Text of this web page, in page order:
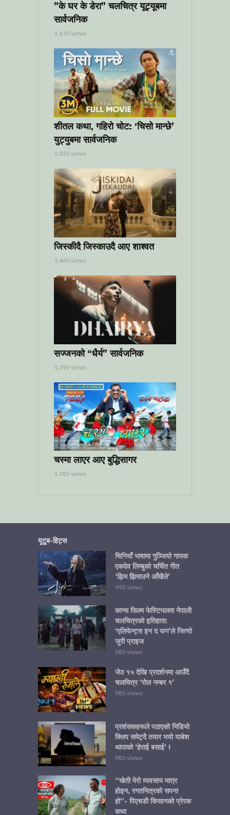
”के घर के डेरा” चलचित्र यूट्यूबमा
सार्वजनिक
1,610 views
शीतल कथा, गहिरो चोट: ‘चिसो मान्छे’
युट्युबमा सार्वजनिक
1,033 views
जिस्कीदै जिस्काउदै आए शाश्वत
1,460 views
सज्जनको “धैर्य” सार्वजनिक
1,292 views
चस्मा लाएर आए बुद्धिसागर
1,585 views
यूटूब-हिट्स
चिनियाँ भाषामा गुञ्जियो गायक
एकदेव लिम्बुको चर्चित गीत
‘झिम झिमाउने आँखैले’
993 views
कान्स फिल्म फेस्टिभलमा नेपाली
चलचित्रको इतिहास:
‘एलिफेन्ट्स इन द फग’ले जित्यो
जुरी प्राइज
985 views
जेठ १५ देखि प्रदर्शनमा आउँदै
चलचित्र ‘रोल नम्बर १’
985 views
प्रशंसकहरूले पठाएको भिडियो
क्लिप समेट्दै तयार भयो याबेश
थापाको ‘हेराई बसाई’ !
985 views
“खेती मेरो व्यवसाय मात्र
होइन, रगतभित्रको सपना
हो”- पिएचडी किसानको प्रेरक
कथा